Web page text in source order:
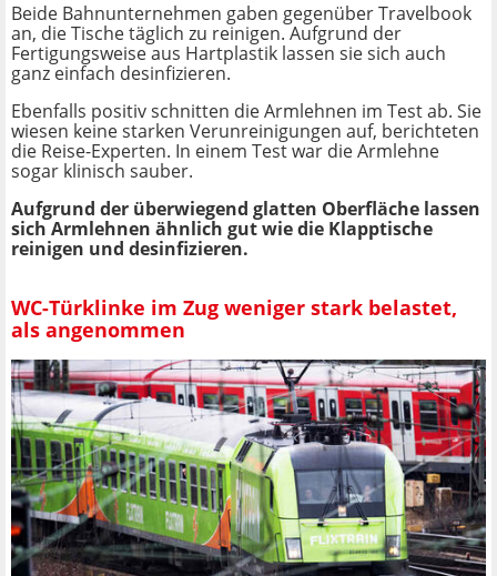
Beide Bahnunternehmen gaben gegenüber Travelbook
an, die Tische täglich zu reinigen. Aufgrund der
Fertigungsweise aus Hartplastik lassen sie sich auch
ganz einfach desinfizieren.
Ebenfalls positiv schnitten die Armlehnen im Test ab. Sie
wiesen keine starken Verunreinigungen auf, berichteten
die Reise-Experten. In einem Test war die Armlehne
sogar klinisch sauber.
Aufgrund der überwiegend glatten Oberfläche lassen
sich Armlehnen ähnlich gut wie die Klapptische
reinigen und desinfizieren.
WC-Türklinke im Zug weniger stark belastet,
als angenommen